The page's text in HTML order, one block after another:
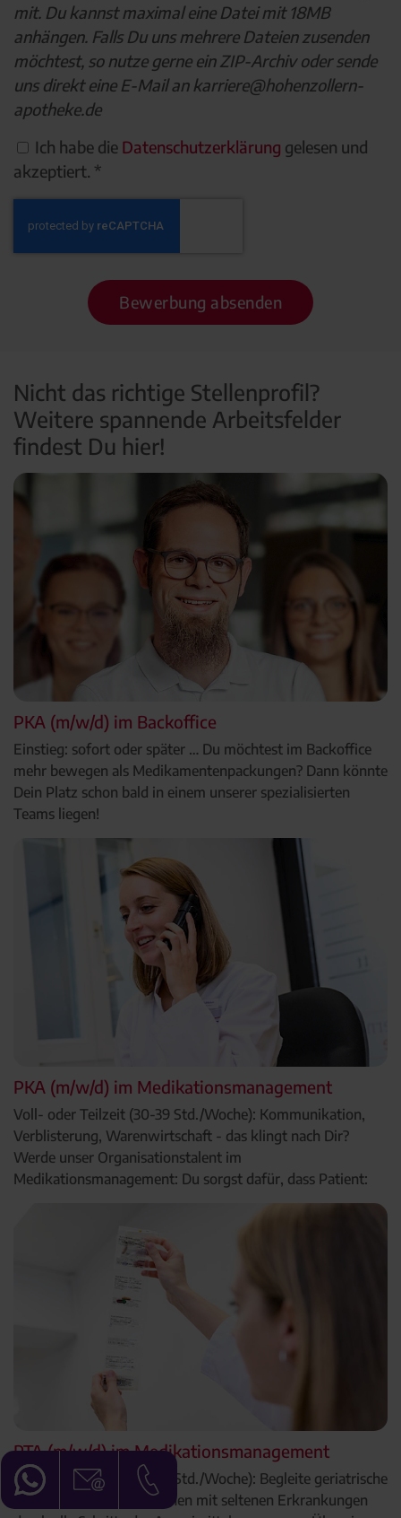
mit. Du kannst maximal eine Datei mit 18MB
anhängen. Falls Du uns mehrere Dateien zusenden
möchtest, so nutze gerne ein ZIP-Archiv oder sende
uns direkt eine E-Mail an karriere@hohenzollern-
apotheke.de
Ich habe die Datenschutzerklärung gelesen und
akzeptiert. *
Bewerbung absenden
Nicht das richtige Stellenprofil?
Weitere spannende Arbeitsfelder
findest Du hier!
PKA (m/w/d) im Backoffice
Einstieg: sofort oder später … Du möchtest im Backoffice
mehr bewegen als Medikamentenpackungen? Dann könnte
Dein Platz schon bald in einem unserer spezialisierten
Teams liegen!
PKA (m/w/d) im Medikationsmanagement
Voll- oder Teilzeit (30-39 Std./Woche): Kommunikation,
Verblisterung, Warenwirtschaft - das klingt nach Dir?
Werde unser Organisationstalent im
Medikationsmanagement: Du sorgst dafür, dass Patient:
PTA (m/w/d) im Medikationsmanagement
Voll- oder Teilzeit (20-39 Std./Woche): Begleite geriatrische
Patient:innen und Menschen mit seltenen Erkrankungen